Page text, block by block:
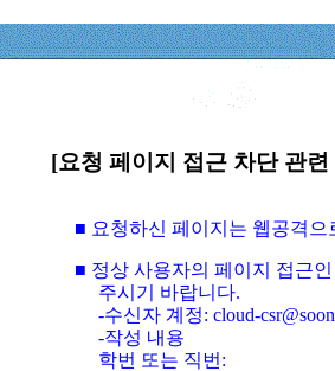
[요청 페이지 접근 차단 관
■ 요청하신 페이지는 웹공격
■ 정상 사용자의 페이지 접근
주시기 바랍니다.
-수신자 계정: cloud-
-작성 내용
학번 또는 직번: